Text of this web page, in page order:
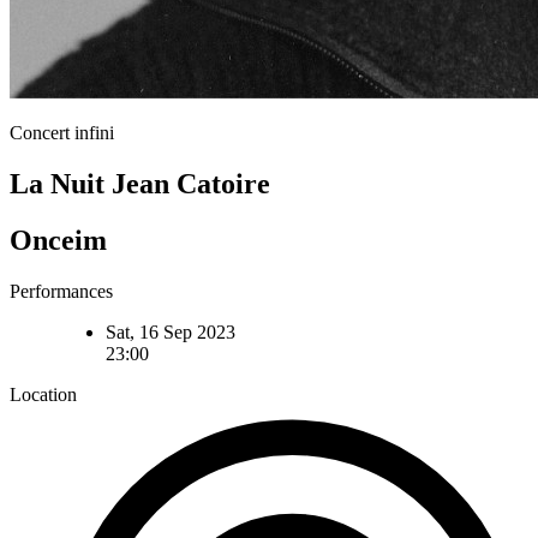
Concert infini
La Nuit Jean Catoire
Onceim
Performances
Sat, 16 Sep 2023
23:00
Location